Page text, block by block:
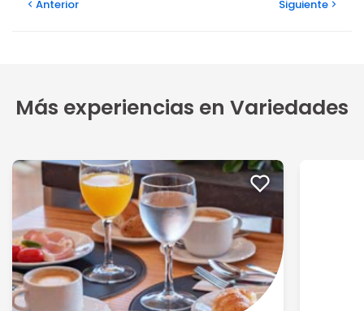
Anterior Siguiente
Más experiencias en Variedades